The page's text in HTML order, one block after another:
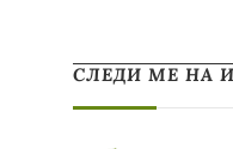
СЛЕДИ МЕ НА